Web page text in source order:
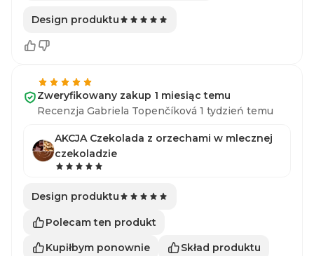
Design produktu
Zweryfikowany zakup 1 miesiąc temu
Recenzja Gabriela Topenčíková 1 tydzień temu
AKCJA Czekolada z orzechami w mlecznej
czekoladzie
Design produktu
Polecam ten produkt
Kupiłbym ponownie
Skład produktu